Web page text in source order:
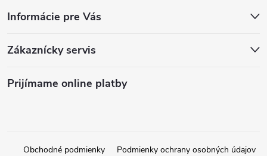
Informácie pre Vás
Zákaznícky servis
Prijímame online platby
Obchodné podmienky
Podmienky ochrany osobných údajov